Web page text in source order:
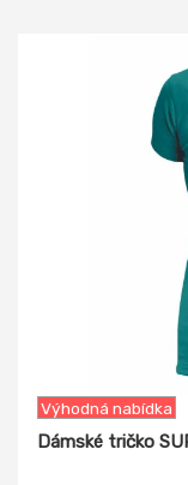
Výhodná nabídka
Dámské tričko